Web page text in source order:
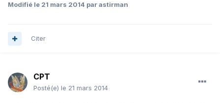
Modifié le 21 mars 2014 par astirman
Citer
CPT
Posté(e) le 21 mars 2014